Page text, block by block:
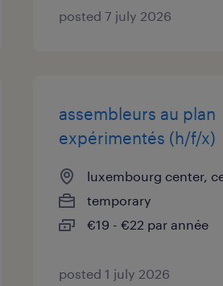
posted 7 july 2026
assembleurs au plan
expérimentés (h/f/x)
luxembourg center,
temporary
€19 - €22 par année
posted 1 july 2026